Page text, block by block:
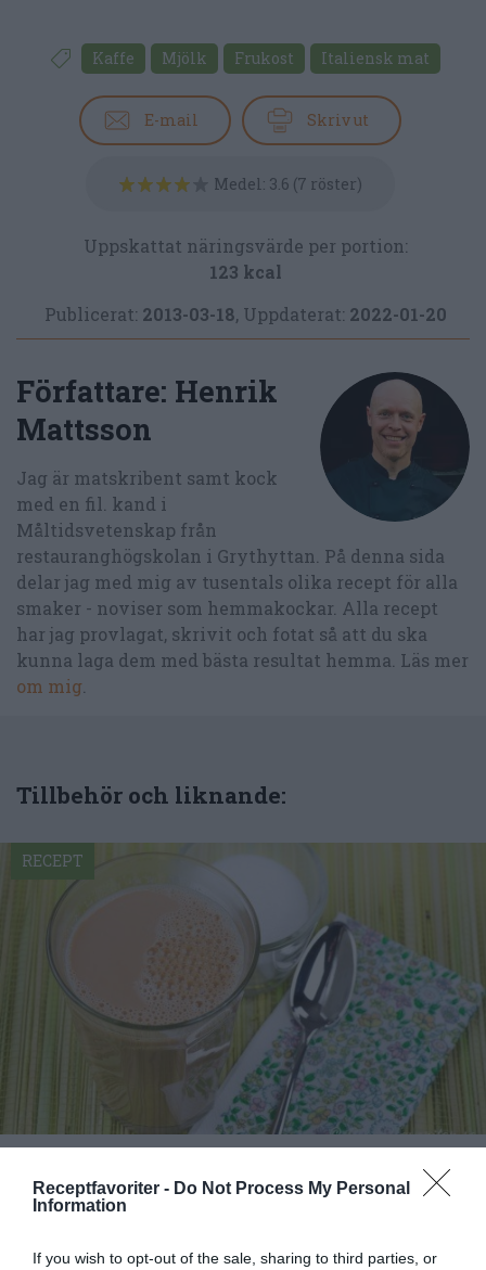
Receptfavoriter - Do Not Process My Personal
Information
If you wish to opt-out of the sale, sharing to third parties, or
Kaffe Mjölk Frukost Italiensk mat
E-mail Skriv ut
Medel: 3.6 (7 röster)
Uppskattat näringsvärde per portion:
123 kcal
Publicerat: 2013-03-18, Uppdaterat: 2022-01-20
Författare: Henrik
Mattsson
Jag är matskribent samt kock
med en fil. kand i
Måltidsvetenskap från
restauranghögskolan i Grythyttan. På denna sida
delar jag med mig av tusentals olika recept för alla
smaker - noviser som hemmakockar. Alla recept
har jag provlagat, skrivit och fotat så att du ska
kunna laga dem med bästa resultat hemma. Läs mer
om mig
Tillbehör och liknande:
En Café au Lait görs på vanligt bryggkaffe - istället
för espresso - samt varm mjölk.
RECEPT